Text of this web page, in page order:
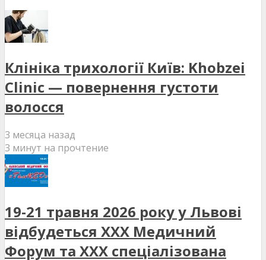
Клініка трихології Київ: Khobzei
Clinic — повернення густоти
волосся
3 месяца назад
3 минут на прочтение
19-21 травня 2026 року у Львові
відбудеться XXX Медичний
Форум та XXX спеціалізована